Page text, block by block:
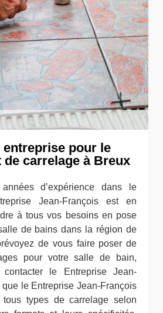
entreprise pour le
de carrelage à Breux
d’expérience dans le
Jean-François est en
à tous vos besoins en pose
de bains dans la région de
de vous faire poser de
pour votre salle de bain,
le Entreprise Jean-
le Entreprise Jean-François
types de carrelage selon